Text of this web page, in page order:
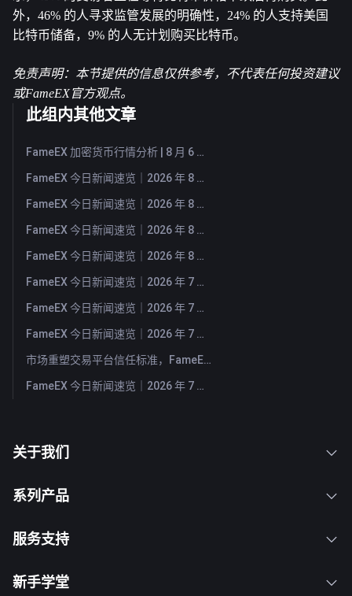
外，46% 的人寻求监管发展的明确性，24% 的人支持美国
比特币储备，9% 的人无计划购买比特币。
免责声明：本节提供的信息仅供参考，不代表任何投资建议
或FameEX官方观点。
此组内其他文章
FameEX 加密货币行情分析 | 8 月 6 日, 2026
FameEX 今日新闻速览｜2026 年 8 月 6 日
FameEX 今日新闻速览｜2026 年 8 月 5 日
FameEX 今日新闻速览｜2026 年 8 月 4 日
FameEX 今日新闻速览｜2026 年 8 月 3 日
FameEX 今日新闻速览｜2026 年 7 月 31 日
FameEX 今日新闻速览｜2026 年 7 月 30 日
FameEX 今日新闻速览｜2026 年 7 月 29 日
市场重塑交易平台信任标准，FameEX 以八年稳健运营持续服务全球用户
FameEX 今日新闻速览｜2026 年 7 月 28 日
关于我们
系列产品
服务支持
新手学堂